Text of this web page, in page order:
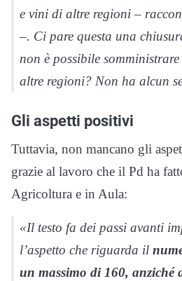
e vini di altre regioni –
–. Ci pare questa una
non è possibile
altre regioni? Non ha alcun
Gli aspetti positivi
Tuttavia, non mancano gli
grazie al lavoro che il Pd ha
Agricoltura e in Aula:
«Il testo fa dei passi avanti
l’aspetto che riguarda il
un massimo di 160, anziché